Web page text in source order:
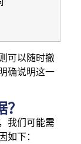
可以随时撤
确说明这一
我们可能需
如下：